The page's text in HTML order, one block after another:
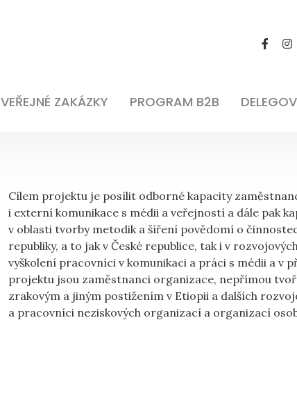
VEŘEJNÉ ZAKÁZKY PROGRAM B2B
Cílem projektu je posílit odborné kapacity
i externí komunikace s médii a veřejností a dále pak
v oblasti tvorby metodik a šíření povědomí o
republiky, a to jak v České republice, tak i v
vyškolení pracovníci v komunikaci a práci s médii a v
projektu jsou zaměstnanci organizace, nepřímou
zrakovým a jiným postižením v Etiopii a dalších
a pracovníci neziskových organizací a organizací